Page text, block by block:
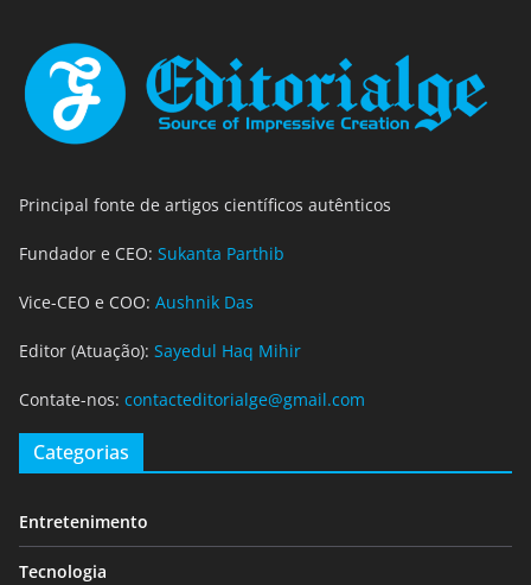
Principal fonte de artigos científicos autênticos
Fundador e CEO: Sukanta Parthib
Vice-CEO e COO: Aushnik Das
Editor (Atuação): Sayedul Haq Mihir
Contate-nos: contacteditorialge@gmail.com
Categorias
Entretenimento
Tecnologia